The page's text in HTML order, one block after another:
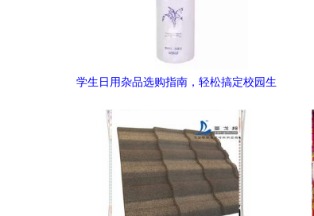
学生日用杂品选购指南，轻松搞定校园生